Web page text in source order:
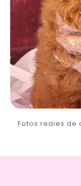
Fotos reales de